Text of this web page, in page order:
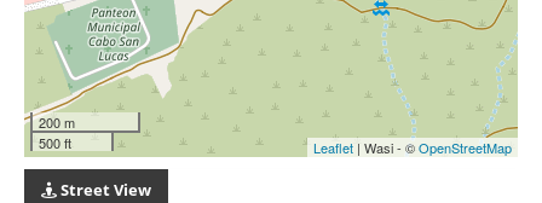
200 m
500 ft
Leaflet | Wasi - ©OpenStreetMap
Street View